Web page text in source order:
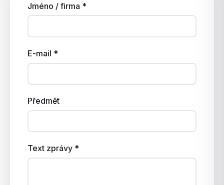
Jméno / firma *
E-mail *
Předmět
Text zprávy *